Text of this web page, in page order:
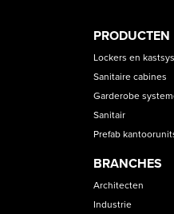
PRODUCTEN
Lockers en
Sanitaire cabines
Garderobe
Sanitair
Prefab
BRANCHES
Architecten
Industrie